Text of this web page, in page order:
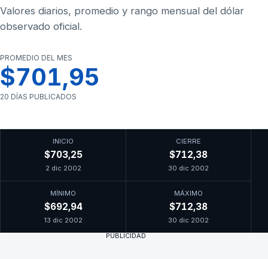
Valores diarios, promedio y rango mensual del dólar
observado oficial.
PROMEDIO DEL MES
$701,95
20 DÍAS PUBLICADOS
INICIO
$703,25
2 dic 2002
CIERRE
$712,38
30 dic 2002
MÍNIMO
$692,94
13 dic 2002
MÁXIMO
$712,38
30 dic 2002
PUBLICIDAD